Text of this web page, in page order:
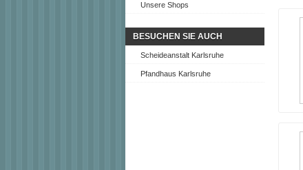
Unsere Shops
BESUCHEN SIE AUCH
Scheideanstalt Karlsruhe
Pfandhaus Karlsruhe